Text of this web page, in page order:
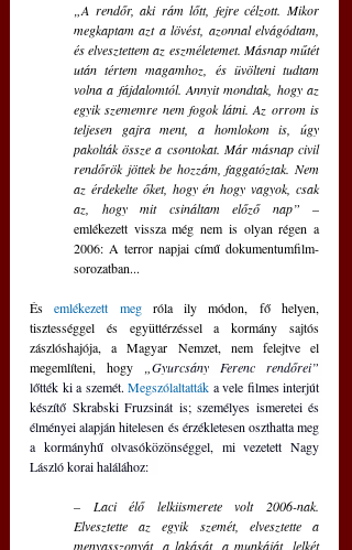
„A rendőr, aki rám lőtt, fejre célzott. Mikor
megkaptam azt a lövést, azonnal elvágódtam,
és elvesztettem az eszméletemet. Másnap műtét
után tértem magamhoz, és üvölteni tudtam
volna a fájdalomtól. Annyit mondtak, hogy az
egyik szememre nem fogok látni. Az orrom is
teljesen gajra ment, a homlokom is, úgy
pakolták össze a csontokat. Már másnap civil
rendőrök jöttek be hozzám, faggatóztak. Nem
az érdekelte őket, hogy én hogy vagyok, csak
az, hogy mit csináltam előző nap” –
emlékezett vissza még nem is olyan régen a
2006: A terror napjai című dokumentumfilm-
sorozatban...
És emlékezett meg róla ily módon, fő helyen,
tisztességgel és együttérzéssel a kormány sajtós
zászlóshajója, a Magyar Nemzet, nem felejtve el
megemlíteni, hogy „Gyurcsány Ferenc rendőrei”
lőtték ki a szemét. Megszólaltatták a vele filmes interjút
készítő Skrabski Fruzsinát is; személyes ismeretei és
élményei alapján hitelesen és érzékletesen oszthatta meg
a kormányhű olvasóközönséggel, mi vezetett Nagy
László korai halálához:
– Laci élő lelkiismerete volt 2006-nak.
Elvesztette az egyik szemét, elvesztette a
menyasszonyát, a lakását, a munkáját, lelkét